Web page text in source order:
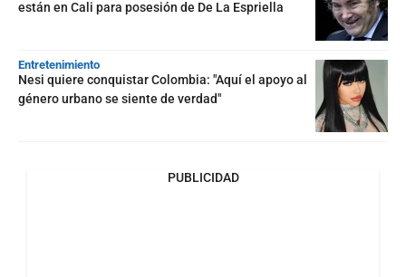
están en Cali para posesión de De La Espriella
Entretenimiento
Nesi quiere conquistar Colombia: "Aquí el apoyo al
género urbano se siente de verdad"
PUBLICIDAD